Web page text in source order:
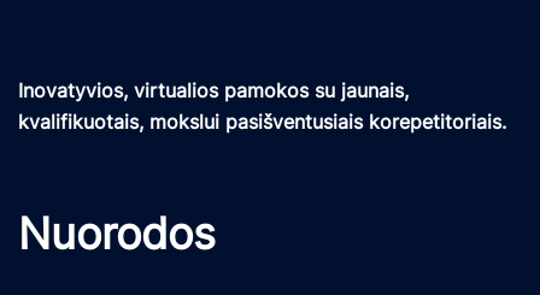
Inovatyvios, virtualios pamokos su jaunais,
kvalifikuotais, mokslui pasišventusiais korepetitoriais.
Nuorodos